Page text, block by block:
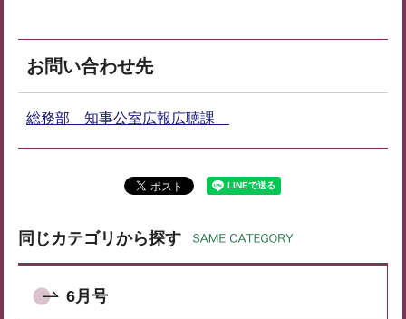
お問い合わせ先
総務部 知事公室広報広聴課
同じカテゴリから探す
6月号